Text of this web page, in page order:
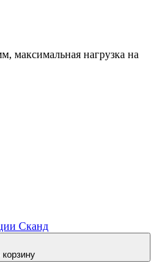
максимальная нагрузка на
Сканд
корзину